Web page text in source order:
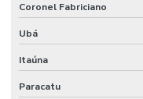
Coronel Fabriciano
Ubá
Itaúna
Paracatu